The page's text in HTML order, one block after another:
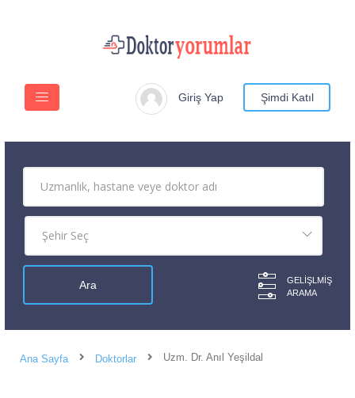
Giriş Yap Şimdi Katıl
GELIŞLMIŞ
ARAMA
Ana Sayfa Doktorlar Uzm. Dr. Anıl Yeşildal